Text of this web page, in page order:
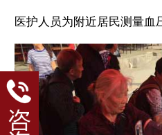
医护人员为附近居民测量血